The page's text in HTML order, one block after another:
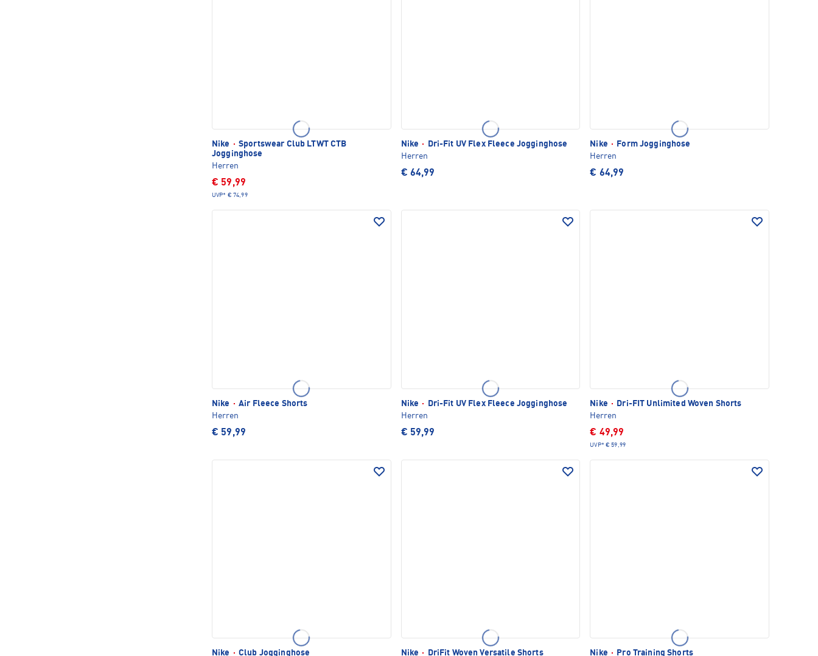
Nike · Sportswear Club LTWT CTB
Jogginghose
Herren
€ 59,99
UVP* € 74,99
Nike ·
Dri-Fit UV Flex Fleece Jogginghose
Herren
€ 64,99
Nike ·
Form Jogginghose
Herren
€ 64,99
Nike · Air Fleece Shorts
Herren
€ 59,99
Nike ·
Dri-Fit UV Flex Fleece Jogginghose
Herren
€ 59,99
Nike ·
Dri-FIT Unlimited Woven Shorts
Herren
€ 49,99
UVP* € 59,99
Nike · Club Jogginghose Nike · DriFit Woven Versatile Shorts Nike · Pro Training Shorts